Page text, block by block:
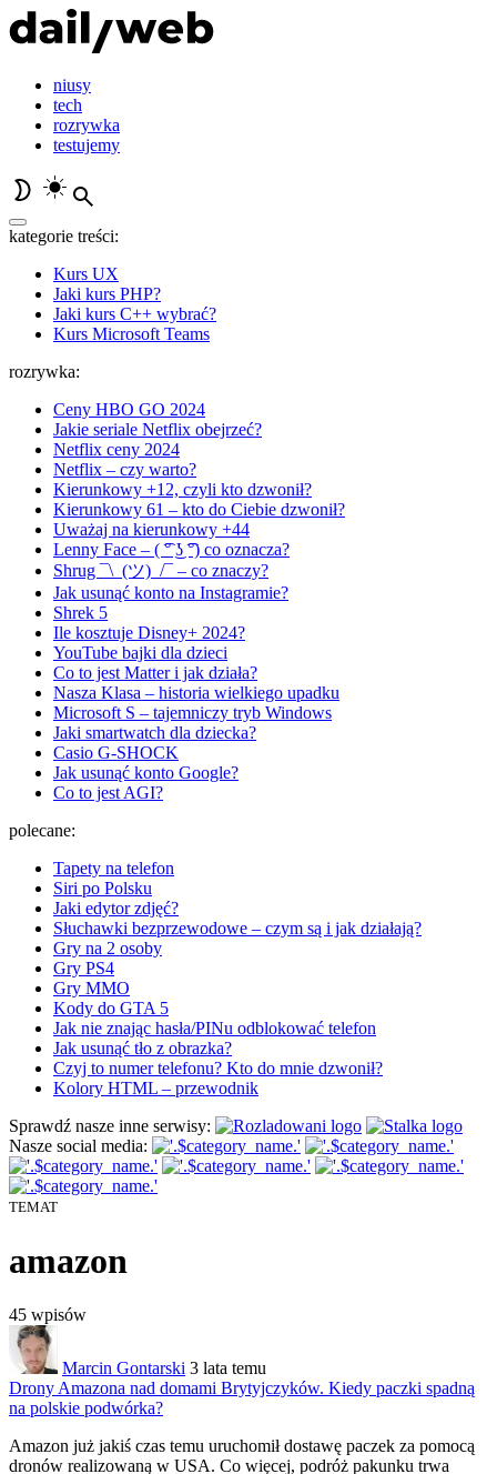
niusy
tech
rozrywka
testujemy
kategorie treści:
Kurs UX
Jaki kurs PHP?
Jaki kurs C++ wybrać?
Kurs Microsoft Teams
rozrywka:
Ceny HBO GO 2024
Jakie seriale Netflix obejrzeć?
Netflix ceny 2024
Netflix – czy warto?
Kierunkowy +12, czyli kto dzwonił?
Kierunkowy 61 – kto do Ciebie dzwonił?
Uważaj na kierunkowy +44
Lenny Face – ( ͡° ͜ʖ ͡°) co oznacza?
Shrug ¯\_(ツ)_/¯ – co znaczy?
Jak usunąć konto na Instagramie?
Shrek 5
Ile kosztuje Disney+ 2024?
YouTube bajki dla dzieci
Co to jest Matter i jak działa?
Nasza Klasa – historia wielkiego upadku
Microsoft S – tajemniczy tryb Windows
Jaki smartwatch dla dziecka?
Casio G-SHOCK
Jak usunąć konto Google?
Co to jest AGI?
polecane:
Tapety na telefon
Siri po Polsku
Jaki edytor zdjęć?
Słuchawki bezprzewodowe – czym są i jak działają?
Gry na 2 osoby
Gry PS4
Gry MMO
Kody do GTA 5
Jak nie znając hasła/PINu odblokować telefon
Jak usunąć tło z obrazka?
Czyj to numer telefonu? Kto do mnie dzwonił?
Kolory HTML – przewodnik
Sprawdź nasze inne serwisy:
Nasze social media:
TEMAT
amazon
45 wpisów
Marcin Gontarski 3 lata temu
Drony Amazona nad domami Brytyjczyków. Kiedy paczki spadną
na polskie podwórka?
Amazon już jakiś czas temu uruchomił dostawę paczek za pomocą
dronów realizowaną w USA. Co więcej, podróż pakunku trwa